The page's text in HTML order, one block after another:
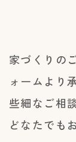
家づくりの
ォームより
些細なご相
どなたでも